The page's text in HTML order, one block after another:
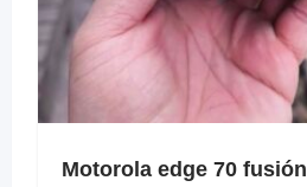
Motorola edge 70 fusión